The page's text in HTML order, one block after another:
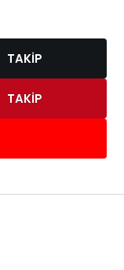
TAKIP
TAKIP